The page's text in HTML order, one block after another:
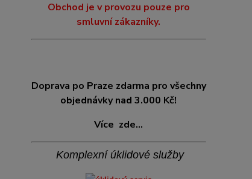
Obchod je v provozu pouze pro
smluvní zákazníky.
Doprava po Praze zdarma pro všechny
objednávky nad 3.000 Kč!
Více zde...
Komplexní úklidové služby